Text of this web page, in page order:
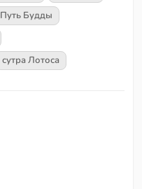
Путь Будды
сутра Лотоса